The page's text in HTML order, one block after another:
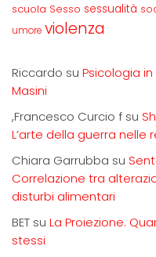
scuola Sesso sessualità
umore violenza
Riccardo su Psicologia
Masini
,Francesco Curcio f su
L’arte della guerra nelle
Chiara Garrubba su
Correlazione tra
disturbi alimentari
BET su La Proiezione.
stessi